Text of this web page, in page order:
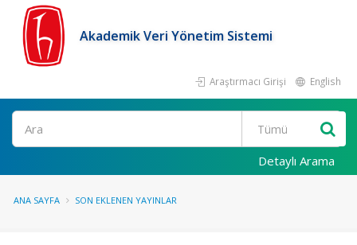
Akademik Veri Yönetim Sistemi
Araştırmacı Girişi English
Ara
Detaylı Arama
ANA SAYFA SON EKLENEN YAYINLAR